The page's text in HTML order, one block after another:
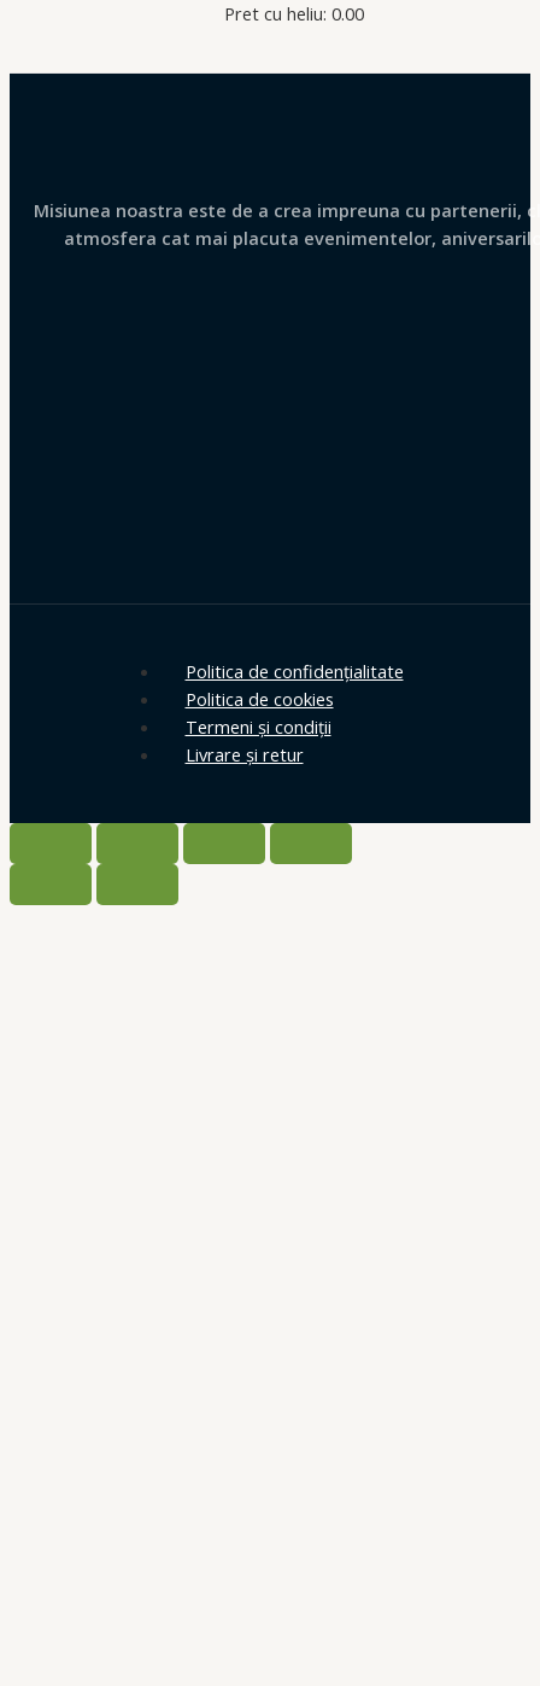
Pret cu heliu: 0.00
Misiunea noastra este de a crea impreuna cu partenerii,
atmosfera cat mai placuta evenimentelor,
Politica de confidențialitate
Politica de cookies
Termeni și condiții
Livrare și retur